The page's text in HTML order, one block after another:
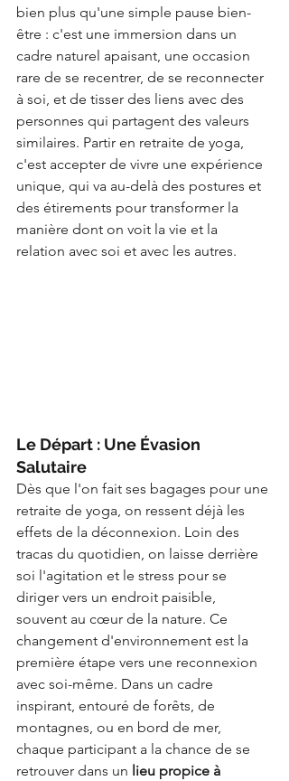
bien plus qu'une simple pause bien-
être : c'est une immersion dans un
cadre naturel apaisant, une occasion
rare de se recentrer, de se reconnecter
à soi, et de tisser des liens avec des
personnes qui partagent des valeurs
similaires. Partir en retraite de yoga,
c'est accepter de vivre une expérience
unique, qui va au-delà des postures et
des étirements pour transformer la
manière dont on voit la vie et la
relation avec soi et avec les autres.
Le Départ : Une Évasion
Salutaire
Dès que l'on fait ses bagages pour une
retraite de yoga, on ressent déjà les
effets de la déconnexion. Loin des
tracas du quotidien, on laisse derrière
soi l'agitation et le stress pour se
diriger vers un endroit paisible,
souvent au cœur de la nature. Ce
changement d'environnement est la
première étape vers une reconnexion
avec soi-même. Dans un cadre
inspirant, entouré de forêts, de
montagnes, ou en bord de mer,
chaque participant a la chance de se
retrouver dans un lieu propice à